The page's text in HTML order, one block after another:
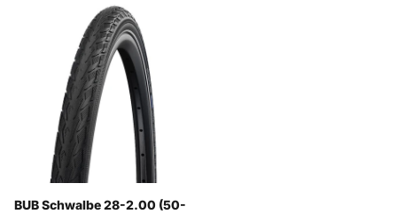
BUB Schwalbe 28-2.00 (50-